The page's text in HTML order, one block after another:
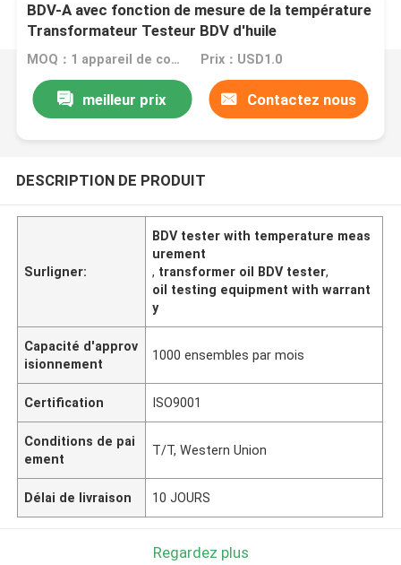
BDV-A avec fonction de mesure de la température
Transformateur Testeur BDV d'huile
MOQ：1 appareil de contrôle de l'ensemble BDV Prix：USD1.0
meilleur prix Contactez nous
DESCRIPTION DE PRODUIT
Surligner:
BDV tester with temperature meas
urement
, transformer oil BDV tester,
oil testing equipment with warrant
y
Capacité d'approv
isionnement
1000 ensembles par mois
Certification ISO9001
Conditions de pai
ement
T/T, Western Union
Délai de livraison 10 JOURS
Regardez plus